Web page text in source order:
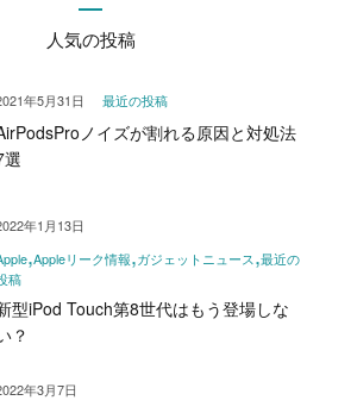
人気の投稿
最近の投稿
ノイズが割れる原因と対処法
選
年5月31日
Appleリーク情報 ガジェットニュース 最近の
稿
型iPod Touch第8世代はもう登場しな
？
年1月13日
年3月7日